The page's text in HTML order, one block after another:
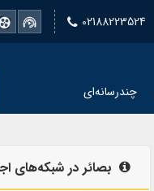
02188223524
چندرسانه‌ای
بصائر در شبکه‌های